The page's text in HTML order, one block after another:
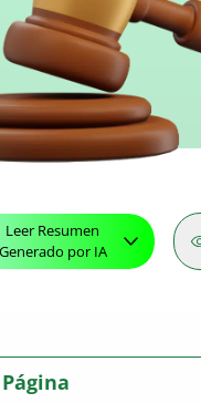
Leer Resumen
Generado por IA